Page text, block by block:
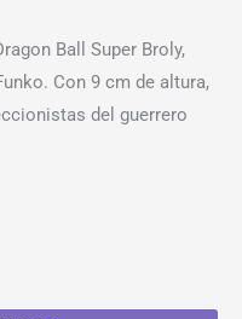
Ball Super Broly,
Con 9 cm de altura,
del guerrero